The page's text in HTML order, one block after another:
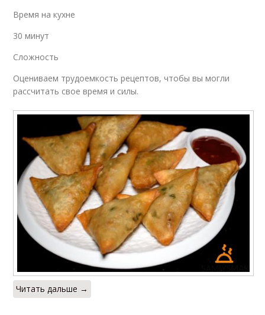
Время на кухне
30 минут
Сложность
Оцениваем трудоемкость рецептов, чтобы вы могли
рассчитать свое время и силы.
Читать дальше →